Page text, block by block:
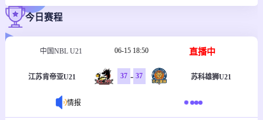
今日赛程
中国NBL U21 06-15 18:50 直播中
江苏肯帝亚U21 37 - 37 苏科雄狮U21
情报